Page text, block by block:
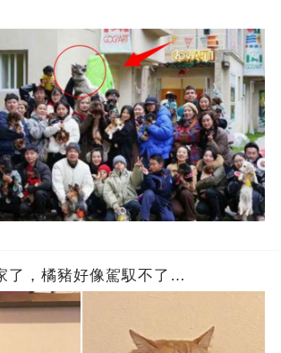
了，橘豬好像駕馭不了…